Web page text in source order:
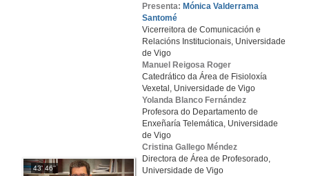
43' 46''
Presenta: Mónica Valderrama
Santomé
Vicerreitora de Comunicación e
Relacións Institucionais, Universidade
de Vigo
Manuel Reigosa Roger
Catedrático da Área de Fisioloxía
Vexetal, Universidade de Vigo
Yolanda Blanco Fernández
Profesora do Departamento de
Enxeñaría Telemática, Universidade
de Vigo
Cristina Gallego Méndez
Directora de Área de Profesorado,
Universidade de Vigo